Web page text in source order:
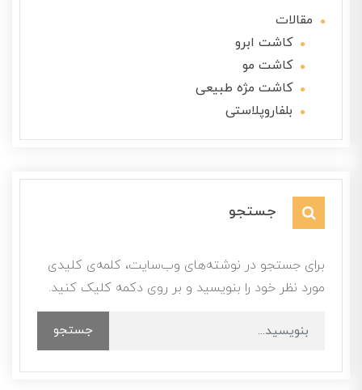
مقالات
کاشت ابرو
کاشت مو
کاشت مژه طبیعی
بلفاروپلاستی
جستجو
برای جستجو در نوشته‌های وب‌سایت، کلمه‌ی کلیدی
مورد نظر خود را بنویسید و بر روی دکمه کلیک کنید.
جستجو